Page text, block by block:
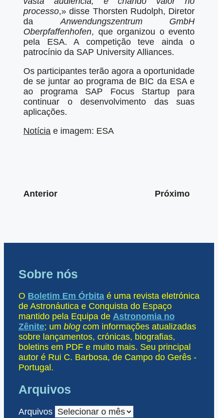
processo,» disse Thorsten Rudolph, Diretor
daAnwendungszentrum GmbH
Oberpfaffenhofen, que organizou o evento
pela ESA. A competição teve ainda o
patrocínio da SAP University Alliances.
Os participantes terão agora a oportunidade
de se juntar ao programa de BIC da ESA e
ao programa SAP Focus Startup para
continuar o desenvolvimento das suas
aplicações.
Notícia e imagem: ESA
Anterior Próximo
Sobre nós
O Boletim Em Órbita é uma revista eletrónica
de Astronáutica e Conquista do Espaço
mantido pela Equipa de Astronomia no
Zênite; um blog com informações atualizadas
sobre lançamentos, crónicas, biografias,
boletins em PDF e muito mais. Seu principal
autor é Rui C. Barbosa, de Campo do Gerês -
Portugal.
Arquivos
Arquivos